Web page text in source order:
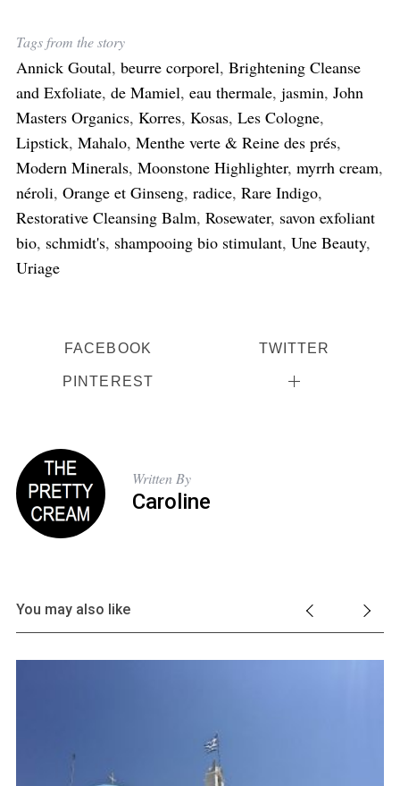
Tags from the story
Annick Goutal, beurre corporel, Brightening Cleanse
and Exfoliate, de Mamiel, eau thermale, jasmin, John
Masters Organics, Korres, Kosas, Les Cologne,
Lipstick, Mahalo, Menthe verte & Reine des prés,
Modern Minerals, Moonstone Highlighter, myrrh cream,
néroli, Orange et Ginseng, radice, Rare Indigo,
Restorative Cleansing Balm, Rosewater, savon exfoliant
bio, schmidt's, shampooing bio stimulant, Une Beauty,
Uriage
FACEBOOK TWITTER
PINTEREST
Written By
Caroline
You may also like